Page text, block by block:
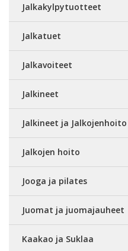
Jalkakylpytuotteet
Jalkatuet
Jalkavoiteet
Jalkineet
Jalkineet ja Jalkojenhoito
Jalkojen hoito
Jooga ja pilates
Juomat ja juomajauheet
Kaakao ja Suklaa